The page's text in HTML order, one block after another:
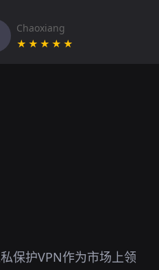
Chaoxiang
★★★★★
保护VPN作为市场上领